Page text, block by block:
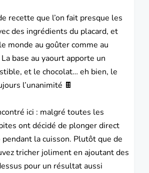
recette que l’on fait presque les
des ingrédients du placard, et
monde au goûter comme au
base au yaourt apporte un
et le chocolat… eh bien, le
l’unanimité 🍫
ici : malgré toutes les
ont décidé de plonger direct
pendant la cuisson. Plutôt que de
tricher joliment en ajoutant des
pour un résultat aussi